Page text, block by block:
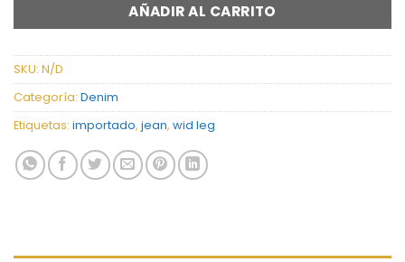
AÑADIR AL CARRITO
SKU: N/D
Categoría: Denim
Etiquetas: importado, jean, wid leg